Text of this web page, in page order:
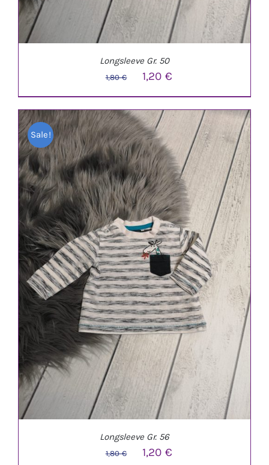
IN DEN WARENKORB / DETAILS
Longsleeve Gr. 50
1,80€
Ursprünglicher
Preis
war:
1,80 €
1,20€
Preis
ist:
1,20 €.
Sale!
Longsleeve Gr. 56
1,80€
Ursprünglicher
1,20€